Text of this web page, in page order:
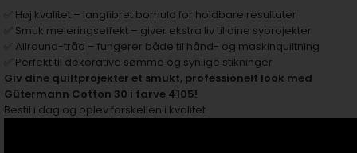
✅ Høj kvalitet – langfibret bomuld for holdbare resultater
✅ Smuk meleringseffekt – giver ekstra liv til dine syprojekter
✅ Allround-tråd – fungerer både til hånd- og maskinquiltning
✅ Perfekt til dekorative sømme og synlige stikninger
Giv dine quiltprojekter et smukt, professionelt look med
Gütermann Cotton 30 i farve 4105!
Bestil i dag og oplev forskellen i kvalitet.